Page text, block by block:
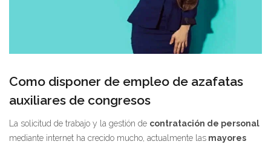
Como disponer de empleo de azafatas
auxiliares de congresos
La solicitud de trabajo y la gestión de contratación de personal
mediante internet ha crecido mucho, actualmente las mayores